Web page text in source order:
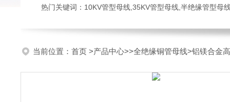
热门关键词：10KV管型母线,35KV管型母线,半绝缘管型母
当前位置： 首页 >产品中心>>全绝缘铜管母线>铝镁合金